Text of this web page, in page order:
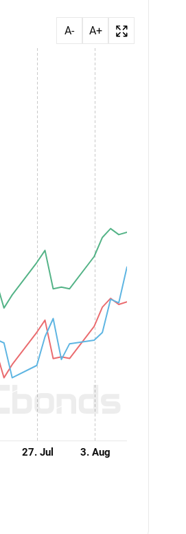
A- A+
27. Jul 3. Aug